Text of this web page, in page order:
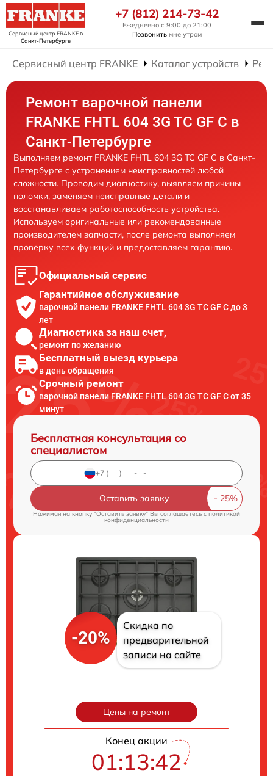
Сервисный центр FRANKEв
Санкт-Петербурге
+7 (812) 214-73-42
Ежедневно с 9:00 до 21:00
Позвонить мне утром
Сервисный центр FRANKE Каталог устройств
Ремонт варочной панели
FRANKE FHTL 604 3G TC GF C в
Санкт-Петербурге
Выполняем ремонт FRANKE FHTL 604 3G TC GF C в Санкт-
Петербурге с устранением неисправностей любой
сложности. Проводим диагностику, выявляем причины
поломки, заменяем неисправные детали и
восстанавливаем работоспособность устройства.
Используем оригинальные или рекомендованные
производителем запчасти, после ремонта выполняем
проверку всех функций и предоставляем гарантию.
Официальный сервис
Гарантийное обслуживание
варочной панели FRANKE FHTL 604 3G TC GF C до 3
лет
Диагностика за наш счет,
ремонт по желанию
Бесплатный выезд курьера
в день обращения
Срочный ремонт
варочной панели FRANKE FHTL 604 3G TC GF C от 35
минут
Бесплатная консультация со
специалистом
Оставить заявку
Нажимая на кнопку "Оставить заявку" Вы соглашаетесь cполитикой
конфиденциальности
-20%
Скидка по
предварительной
записи на сайте
Цены на ремонт
Конец акции
01:13:41